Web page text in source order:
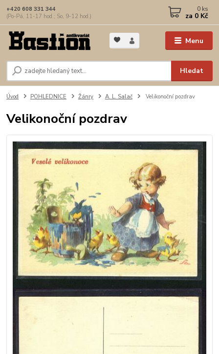
Menu
Hledat
+420 608 331 344
(Po-Pá, 11-17 hod.; So, 9-12 hod.)
0 ks
za 0 Kč
Úvod POHLEDNICE Žánry A. L. Salač Velikonoční pozdrav
Velikonoční pozdrav